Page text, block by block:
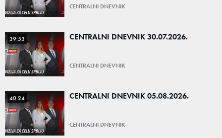
CENTRALNI DNEVNIK
39:53 CENTRALNI DNEVNIK 30.07.2026.
CENTRALNI DNEVNIK
40:24 CENTRALNI DNEVNIK 05.08.2026.
CENTRALNI DNEVNIK